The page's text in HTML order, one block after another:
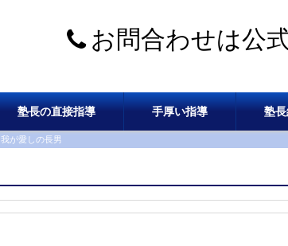
お問合わせは公式
塾長の直接指導 手厚い指導 塾
我が愛しの長男